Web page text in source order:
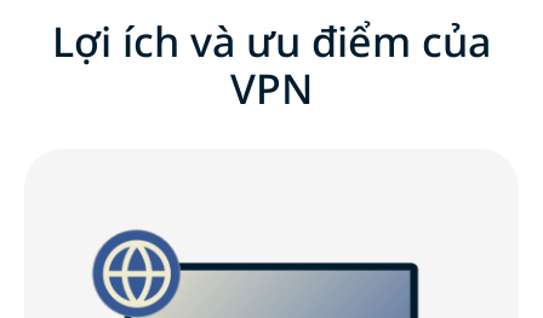
Lợi ích và ưu điểm của
VPN